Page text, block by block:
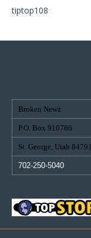
tiptop108
Broken Newz
P.O. Box 910786
St. George, Utah 84791
702-250-5040